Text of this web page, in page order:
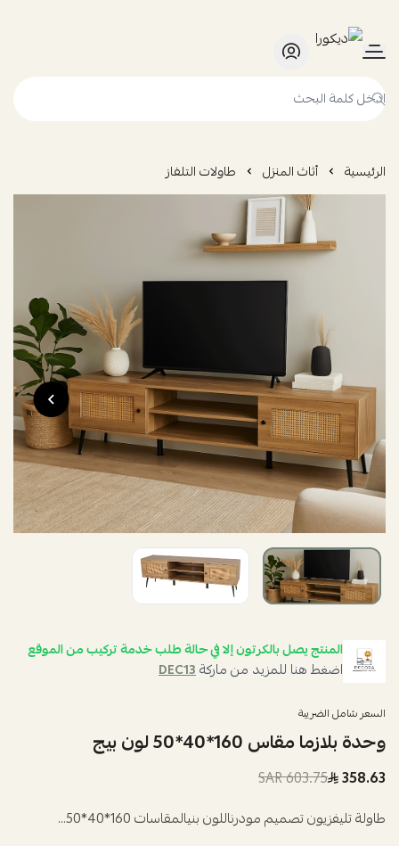
ديكورا
الرئيسية أثاث المنزل طاولات التلفاز
المنتج يصل بالكرتون إلا في حالة طلب خدمة تركيب من الموقع
اضغط هنا للمزيد من ماركةDEC13
السعر شامل الضريبة
وحدة بلازما مقاس 160*40*50 لون بيج
358.63
603.75 SAR
طاولة تليفزيون تصميم مودرناللون بنيالمقاسات 160*40*50...